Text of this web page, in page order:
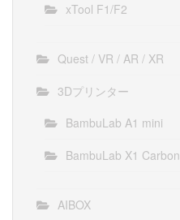
xTool F1/F2
Quest / VR / AR / XR
3Dプリンター
BambuLab A1 mini
BambuLab X1 Carbon
AIBOX